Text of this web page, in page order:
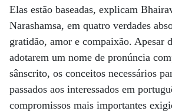
Elas estão baseadas, explicam
Narashamsa, em quatro verdades
gratidão, amor e compaixão. Apesar
adotarem um nome de pronúncia
sânscrito, os conceitos necessários
passados aos interessados em
compromissos mais importantes